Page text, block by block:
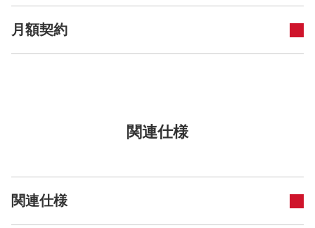
月額契約
関連仕様
関連仕様